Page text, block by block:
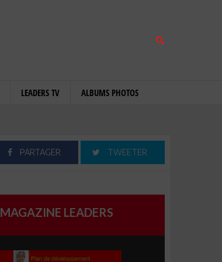
LEADERS TV ALBUMS PHOTOS
PARTAGER TWEETER
MAGAZINE LEADERS